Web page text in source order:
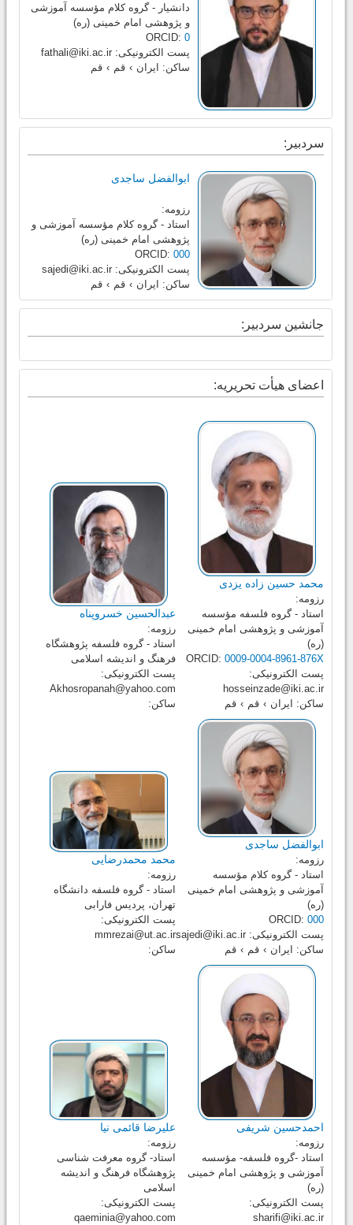
دانشیار - گروه کلام مؤسسه آموزشی
و پژوهشی امام خمینی (ره)
ORCID: 0
پست الکترونیکی: fathali@iki.ac.ir
ساکن:
ایران › قم › قم
سردبیر:
ابوالفضل ساجدی
رزومه:
استاد - گروه کلام مؤسسه آموزشی و
پژوهشی امام خمینی (ره)
ORCID: 000
پست الکترونیکی: sajedi@iki.ac.ir
ساکن:
ایران › قم › قم
جانشین سردبیر:
اعضای هیأت تحریریه:
محمد حسین زاده یزدی
رزومه:
استاد - گروه فلسفه مؤسسه
آموزشی و پژوهشی امام خمینی
(ره)
ORCID: 0009-0004-8961-876X
پست الکترونیکی:
hosseinzade@iki.ac.ir
ساکن:
ایران › قم › قم
عبدالحسین خسروپناه
رزومه:
استاد - گروه فلسفه پژوهشگاه
فرهنگ و اندیشه اسلامی
پست الکترونیکی:
Akhosropanah@yahoo.com
ساکن:
ابوالفضل ساجدی
رزومه:
استاد - گروه کلام مؤسسه
آموزشی و پژوهشی امام خمینی
(ره)
ORCID: 000
پست الکترونیکی: sajedi@iki.ac.ir
ساکن:
ایران › قم › قم
محمد محمدرضایی
رزومه:
استاد - گروه فلسفه دانشگاه
تهران، پردیس فارابی
پست الکترونیکی:
mmrezai@ut.ac.ir
ساکن:
احمدحسین شریفی
رزومه:
استاد -گروه فلسفه- مؤسسه
آموزشی و پژوهشی امام خمینی
(ره)
پست الکترونیکی:
sharifi@iki.ac.ir
علیرضا قائمی نیا
رزومه:
استاد- گروه معرفت شناسی
پژوهشگاه فرهنگ و اندیشه
اسلامی
پست الکترونیکی:
qaeminia@yahoo.com